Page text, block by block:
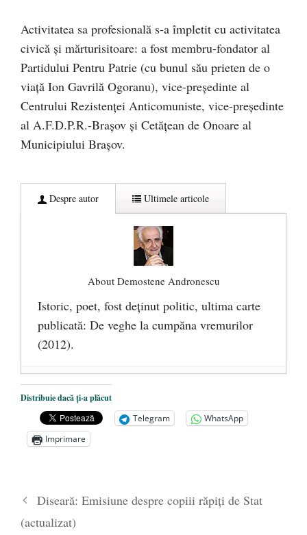
Activitatea sa profesională s-a împletit cu activitatea
civică şi mărturisitoare: a fost membru-fondator al
Partidului Pentru Patrie (cu bunul său prieten de o
viaţă Ion Gavrilă Ogoranu), vice-preşedinte al
Centrului Rezistenţei Anticomuniste, vice-preşedinte
al A.F.D.P.R.-Braşov şi Cetăţean de Onoare al
Municipiului Braşov.
Despre autor Ultimele articole
About Demostene Andronescu
Istoric, poet, fost deţinut politic, ultima carte
publicată: De veghe la cumpăna vremurilor
(2012).
Reeducarea din închisorile comuniste
decembrie 2016
Teofil Mija – „doctorul fără de arginți”
august 2016
Distribuie dacă ți-a plăcut
Telegram
WhatsApp
Imprimare
Diseară: Emisiune despre copiii răpiți de Stat
(actualizat)